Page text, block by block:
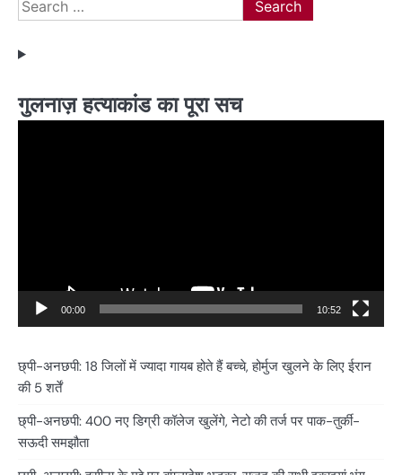
for:
गुलनाज़ हत्याकांड का पूरा सच
00:00 10:52
छ्पी-अनछपी: 18 जिलों में ज्यादा गायब होते हैं बच्चे, होर्मुज खुलने के लिए ईरान
की 5 शर्तें
छ्पी-अनछपी: 400 नए डिग्री कॉलेज खुलेंगे, नेटो की तर्ज पर पाक-तुर्की-
सऊदी समझौता